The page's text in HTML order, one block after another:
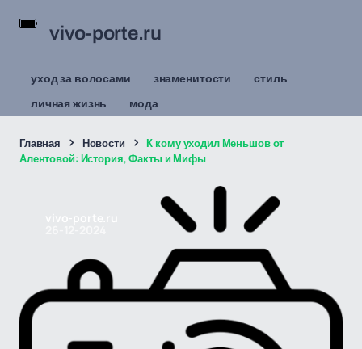
vivo-porte.ru
уход за волосами знаменитости
стиль
личная жизнь
мода
Главная Новости
К кому уходил Меньшов от
Алентовой: История, Факты и Мифы